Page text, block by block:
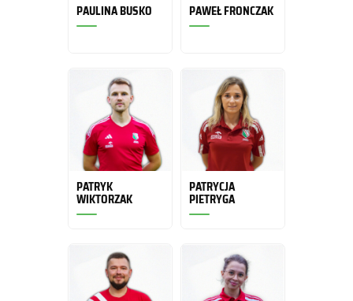
PAULINA BUSKO PAWEŁ FRONCZAK
PATRYK
WIKTORZAK
PATRYCJA
PIETRYGA